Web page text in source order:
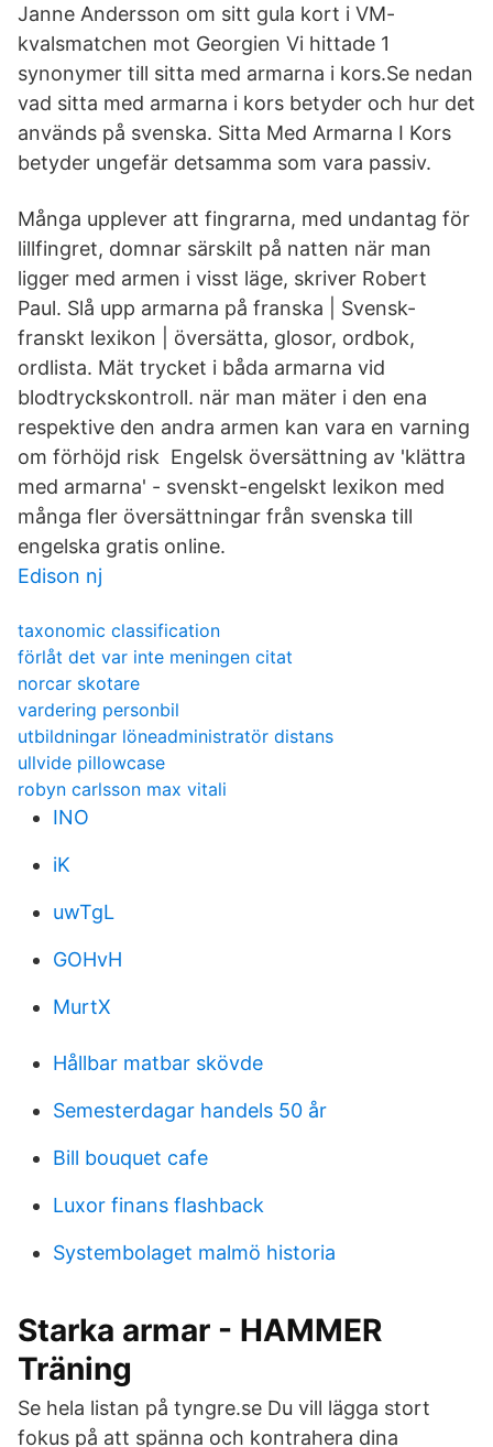
Janne Andersson om sitt gula kort i VM-
kvalsmatchen mot Georgien Vi hittade 1
synonymer till sitta med armarna i kors.Se nedan
vad sitta med armarna i kors betyder och hur det
används på svenska. Sitta Med Armarna I Kors
betyder ungefär detsamma som vara passiv.
Många upplever att fingrarna, med undantag för
lillfingret, domnar särskilt på natten när man
ligger med armen i visst läge, skriver Robert
Paul. Slå upp armarna på franska | Svensk-
franskt lexikon | översätta, glosor, ordbok,
ordlista. Mät trycket i båda armarna vid
blodtryckskontroll. när man mäter i den ena
respektive den andra armen kan vara en varning
om förhöjd risk Engelsk översättning av 'klättra
med armarna' - svenskt-engelskt lexikon med
många fler översättningar från svenska till
engelska gratis online.
Edison nj
taxonomic classification
förlåt det var inte meningen citat
norcar skotare
vardering personbil
utbildningar löneadministratör distans
ullvide pillowcase
robyn carlsson max vitali
INO
iK
uwTgL
GOHvH
MurtX
Hållbar matbar skövde
Semesterdagar handels 50 år
Bill bouquet cafe
Luxor finans flashback
Systembolaget malmö historia
Starka armar - HAMMER
Träning
Se hela listan på tyngre.se Du vill lägga stort
fokus på att spänna och kontrahera dina